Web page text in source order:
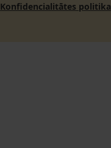
Konfidencialitātes politika